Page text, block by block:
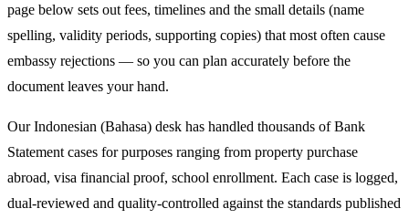
page below sets out fees, timelines and the small details (name
spelling, validity periods, supporting copies) that most often cause
embassy rejections — so you can plan accurately before the
document leaves your hand.
Our Indonesian (Bahasa) desk has handled thousands of Bank
Statement cases for purposes ranging from property purchase
abroad, visa financial proof, school enrollment. Each case is logged,
dual-reviewed and quality-controlled against the standards published